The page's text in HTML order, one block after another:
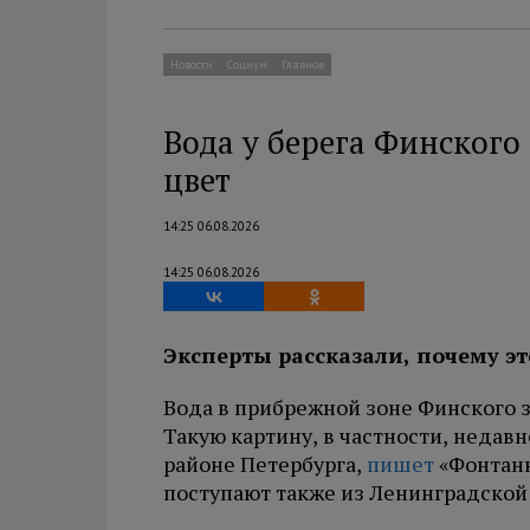
Новости Социум Главное
Вода у берега Финского
цвет
14:25 06.08.2026
14:25 06.08.2026
Эксперты рассказали, почему
Вода в прибрежной зоне Финского
Такую картину, в частности,
районе Петербурга, пишет
поступают также из Ленинградской